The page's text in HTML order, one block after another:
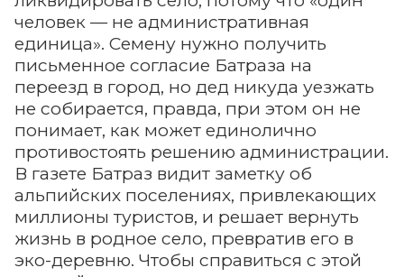
человек — не административная
единица». Семену нужно получить
письменное согласие Батраза на
переезд в город, но дед никуда уезжать
не собирается, правда, при этом он не
понимает, как может единолично
противостоять решению администрации.
В газете Батраз видит заметку об
альпийских поселениях, привлекающих
миллионы туристов, и решает вернуть
жизнь в родное село, превратив его в
эко-деревню. Чтобы справиться с этой